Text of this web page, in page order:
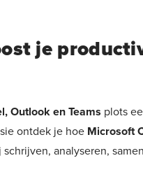
je
Outlook en Teams plots
ontdek je hoe Microsoft
analyseren,